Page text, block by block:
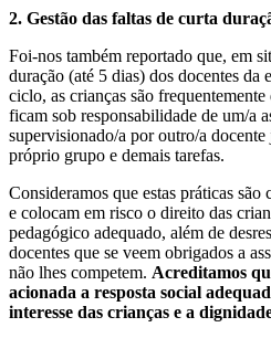
2. Gestão das faltas de curta
Foi-nos também reportado que, em
duração (até 5 dias) dos docentes da
ciclo, as crianças são
ficam sob responsabilidade de um/a
supervisionado/a por outro/a docente
próprio grupo e demais tarefas.
Consideramos que estas práticas
e colocam em risco o direito das
pedagógico adequado, além de
docentes que se veem obrigados a
não lhes competem. Acreditamos
acionada a resposta social
interesse das crianças e a